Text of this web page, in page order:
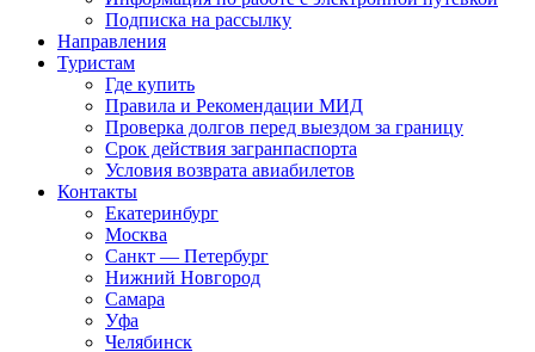
Подписка на рассылку
Направления
Туристам
Где купить
Правила и Рекомендации МИД
Проверка долгов перед выездом за границу
Срок действия загранпаспорта
Условия возврата авиабилетов
Контакты
Екатеринбург
Москва
Санкт — Петербург
Нижний Новгород
Самара
Уфа
Челябинск